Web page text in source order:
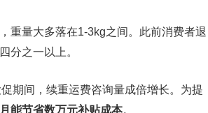
重量大多落在1-3kg之间。此前消费者退
分之一以上。
期间，续重运费咨询量成倍增长。为提
能节省数万元补贴成本。